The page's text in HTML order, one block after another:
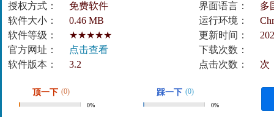
授权方式： 免费软件 界面语言：
多
软件大小：
0.46 MB 运行环境：
软件等级：
★★★★★ 更新时间：
官方网址：
点击查看
下载次数：
软件版本：
3.2 点击次数： 次
顶一下 (0)
0%
踩一下 (0)
0%